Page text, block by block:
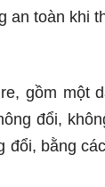
an toàn khi
gồm một
đổi,
đổi, bằng